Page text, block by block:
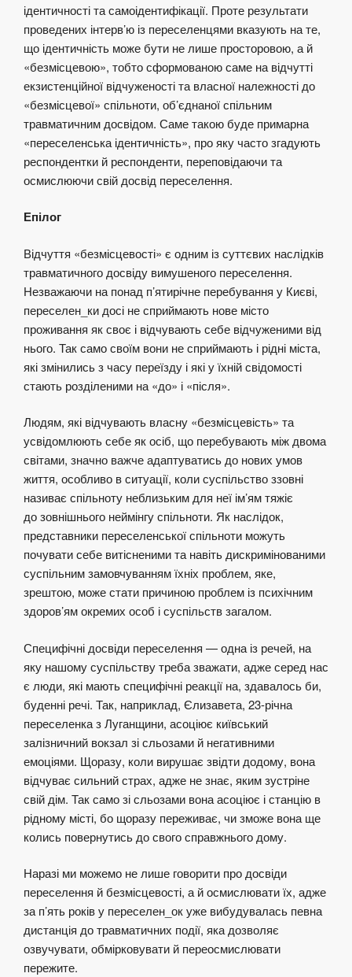
ідентичності та самоідентифікації. Проте результати
проведених інтерв’ю із переселенцями вказують на те,
що ідентичність може бути не лише просторовою, а й
«безмісцевою», тобто сформованою саме на відчутті
екзистенційної відчуженості та власної належності до
«безмісцевої» спільноти, об’єднаної спільним
травматичним досвідом. Саме такою буде примарна
«переселенська ідентичність», про яку часто згадують
респондентки й респонденти, переповідаючи та
осмислюючи свій досвід переселення.
Епілог
Відчуття «безмісцевості» є одним із суттєвих наслідків
травматичного досвіду вимушеного переселення.
Незважаючи на понад п’ятирічне перебування у Києві,
переселен_ки досі не сприймають нове місто
проживання як своє і відчувають себе відчуженими від
нього. Так само своїм вони не сприймають і рідні міста,
які змінились з часу переїзду і які у їхній свідомості
стають розділеними на «до» і «після».
Людям, які відчувають власну «безмісцевість» та
усвідомлюють себе як осіб, що перебувають між двома
світами, значно важче адаптуватись до нових умов
життя, особливо в ситуації, коли суспільство ззовні
називає спільноту неблизьким для неї ім’ям тяжіє
до зовнішнього неймінгу спільноти. Як наслідок,
представники переселенської спільноти можуть
почувати себе витісненими та навіть дискримінованими
суспільним замовчуванням їхніх проблем, яке,
зрештою, може стати причиною проблем із психічним
здоров’ям окремих особ і суспільств загалом.
Специфічні досвіди переселення — одна із речей, на
яку нашому суспільству треба зважати, адже серед нас
є люди, які мають специфічні реакції на, здавалось би,
буденні речі. Так, наприклад, Єлизавета, 23-річна
переселенка з Луганщини, асоціює київський
залізничний вокзал зі сльозами й негативними
емоціями. Щоразу, коли вирушає звідти додому, вона
відчуває сильний страх, адже не знає, яким зустріне
свій дім. Так само зі сльозами вона асоціює і станцію в
рідному місті, бо щоразу переживає, чи зможе вона ще
колись повернутись до свого справжнього дому.
Наразі ми можемо не лише говорити про досвіди
переселення й безмісцевості, а й осмислювати їх, адже
за п’ять років у переселен_ок уже вибудувалась певна
дистанція до травматичних події, яка дозволяє
озвучувати, обмірковувати й переосмислювати
пережите.